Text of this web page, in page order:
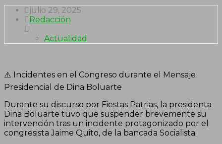
julio 29, 2025
Redacción
Actualidad
⚠️ Incidentes en el Congreso durante el Mensaje
Presidencial de Dina Boluarte
Durante su discurso por Fiestas Patrias, la presidenta
Dina Boluarte tuvo que suspender brevemente su
intervención tras un incidente protagonizado por el
congresista Jaime Quito, de la bancada Socialista.